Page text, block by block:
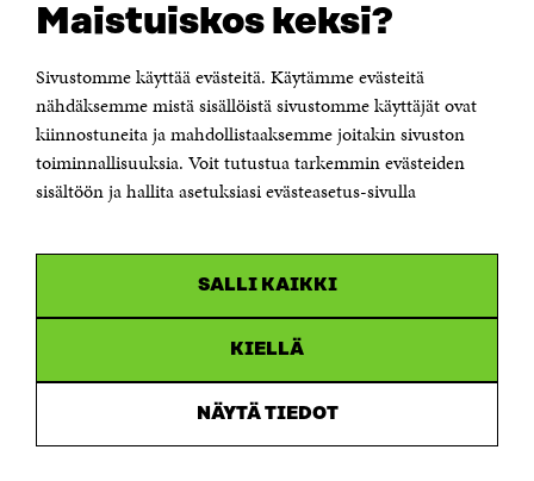
Maistuiskos keksi?
Sivustomme käyttää evästeitä. Käytämme evästeitä
nähdäksemme mistä sisällöistä sivustomme käyttäjät ovat
kiinnostuneita ja mahdollistaaksemme joitakin sivuston
toiminnallisuuksia. Voit tutustua tarkemmin evästeiden
sisältöön ja hallita asetuksiasi evästeasetus-sivulla
SALLI KAIKKI
KIELLÄ
NÄYTÄ TIEDOT
Itämerenkatu 11-13, PL 160,
00181 Helsinki
Puhelin +358 294 618 991
Sähköpostiosoite
Saapumisohjeet
Y-tunnus 0202132-3
uudessa
ikkunassaInstagram